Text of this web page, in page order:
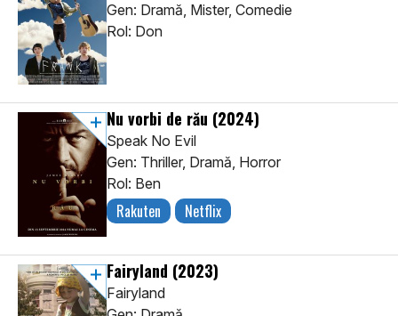
Gen: Dramă, Mister, Comedie
Rol: Don
Nu vorbi de rău (2024)
Speak No Evil
Gen: Thriller, Dramă, Horror
Rol: Ben
Rakuten Netflix
Fairyland (2023)
Fairyland